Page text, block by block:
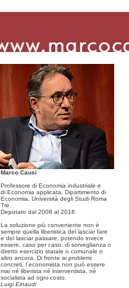
Marco Causi
Professore di Economia industriale e
di Economia applicata, Dipartimento di
Economia, Università degli Studi Roma
Tre.
Deputato dal 2008 al 2018.
La soluzione più conveniente non è
sempre quella liberistica del lasciar fare
e del lasciar passare, potendo invece
essere, caso per caso, di sorveglianza o
diretto esercizio statale o comunale o
altro ancora. Di fronte ai problemi
concreti, l´economista non può essere
mai né liberista né interventista, né
socialista ad ogni costo.
Luigi Einaudi